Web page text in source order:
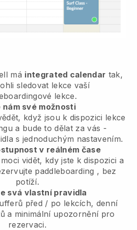
má integrated calendar tak,
sledovat lekce vaší
lekce.
nám své možnosti
když jsou k dispozici lekce
a bude to dělat za vás -
s jednoduchým nastavením.
v reálném čase
vidět, kdy jste k dispozici a
paddleboarding , bez
potíží.
svá vlastní pravidla
před / po lekcích, denní
a minimální upozornění pro
rezervaci.